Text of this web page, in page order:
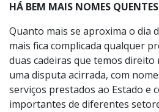
HÁ BEM MAIS NOMES QUENTES
Quanto mais se aproxima o dia
mais fica complicada qualquer
duas cadeiras que temos direito
uma disputa acirrada, com
serviços prestados ao Estado e
importantes de diferentes